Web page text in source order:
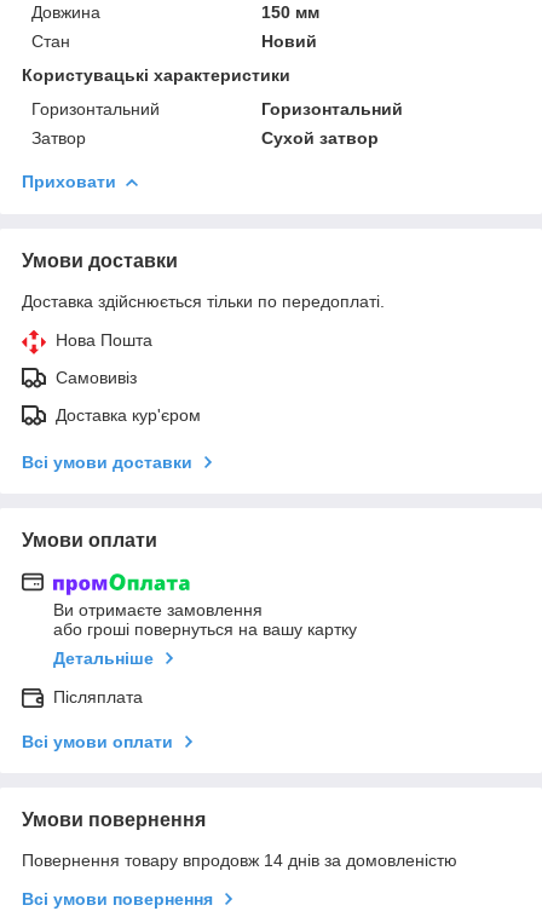
Довжина
150 мм
Стан
Новий
Користувацькі характеристики
Горизонтальний
Горизонтальний
Затвор
Сухой затвор
Приховати
Умови доставки
Доставка здійснюється тільки по передоплаті.
Нова Пошта
Самовивіз
Доставка кур'єром
Всі умови доставки
Умови оплати
Ви отримаєте замовлення
або гроші повернуться на вашу картку
Детальніше
Післяплата
Всі умови оплати
Умови повернення
Повернення товару впродовж 14 днів за домовленістю
Всі умови повернення